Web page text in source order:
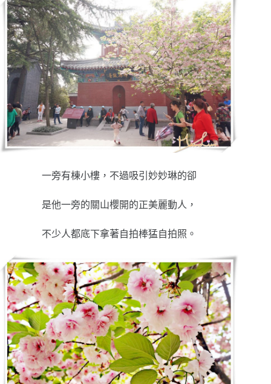
一旁有棟小樓，不過吸引妙妙琳的卻
是他一旁的關山櫻開的正美麗動人，
不少人都底下拿著自拍棒猛自拍照。